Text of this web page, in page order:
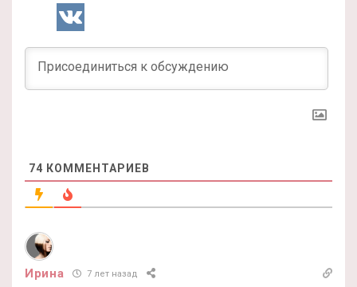
74 КОММЕНТАРИЕВ
Ирина 7 лет назад